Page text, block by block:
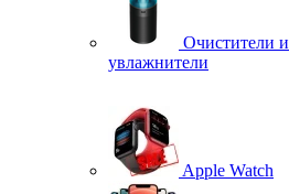
Очистители и
увлажнители
Apple Watch